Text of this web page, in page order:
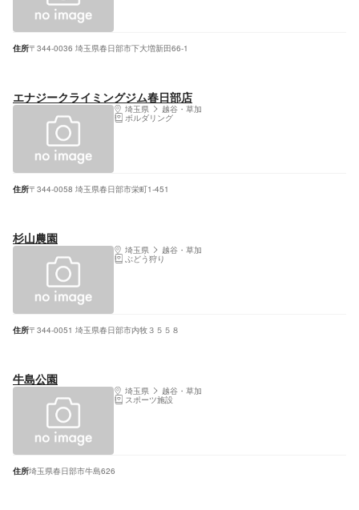
住所〒344-0036 埼玉県春日部市下大増新田66-1
エナジークライミングジム春日部店
埼玉県 越谷・草加
ボルダリング
住所〒344-0058 埼玉県春日部市栄町1-451
杉山農園
埼玉県 越谷・草加
ぶどう狩り
住所〒344-0051 埼玉県春日部市内牧３５５８
牛島公園
埼玉県 越谷・草加
スポーツ施設
住所埼玉県春日部市牛島626